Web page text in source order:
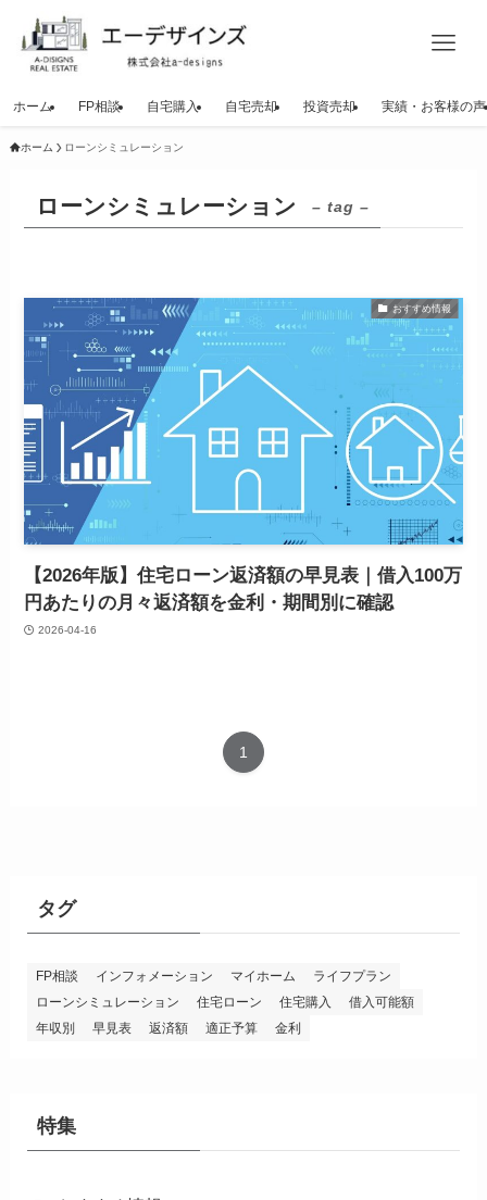
ホーム FP相談 自宅購入 自宅売却 投資売却 実績・お客様の声
ホーム ローンシミュレーション
ローンシミュレーション – tag –
おすすめ情報
【2026年版】住宅ローン返済額の早見表｜借入100万
円あたりの月々返済額を金利・期間別に確認
2026-04-16
1
タグ
FP相談 インフォメーション マイホーム
ライフプラン
ローンシミュレーション
住宅ローン 住宅購入
借入可能額
年収別
早見表 返済額 適正予算 金利
特集